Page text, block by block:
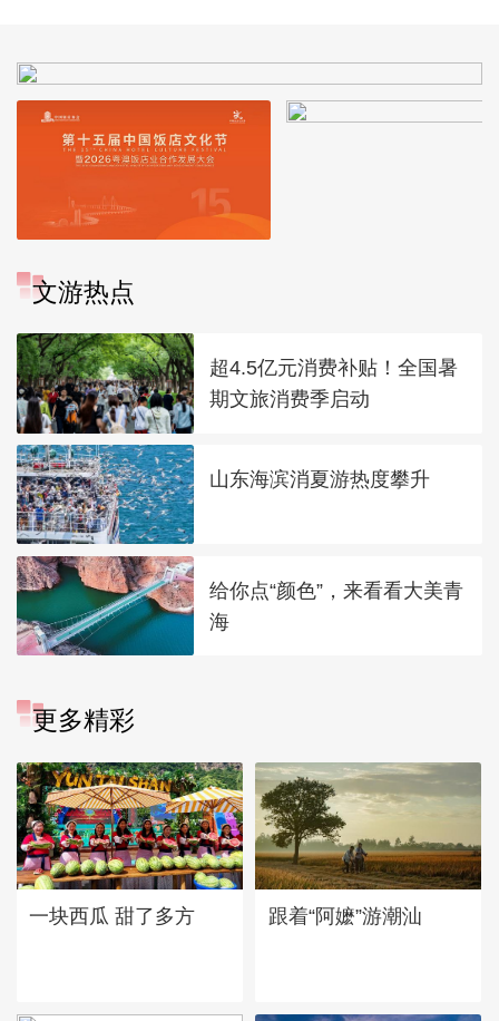
文游热点
超4.5亿元消费补贴！全国暑
期文旅消费季启动
山东海滨消夏游热度攀升
给你点“颜色”，来看看大美青
海
更多精彩
一块西瓜 甜了多方 跟着“阿嬷”游潮汕